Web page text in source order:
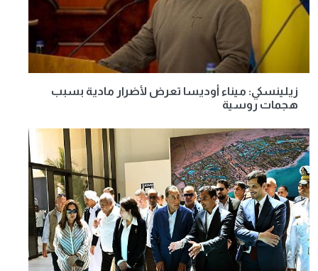
زيلينسكي: ميناء أوديسا تعرض لأضرار مادية بسبب
هجمات روسية